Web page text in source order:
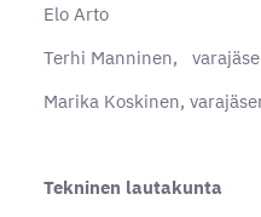
Elo Arto
Terhi Manninen,
Marika Koskinen,
Tekninen lautakunta